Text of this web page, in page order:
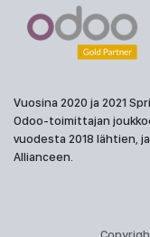
Vuosina 2020 ja 2021
Odoo-toimittajan
vuodesta 2018 lähtien,
Allianceen.